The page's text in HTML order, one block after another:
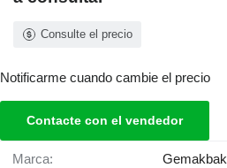
Consulte el precio
Notificarme cuando cambie el precio
Contacte con el vendedor
Marca: Gemakbak